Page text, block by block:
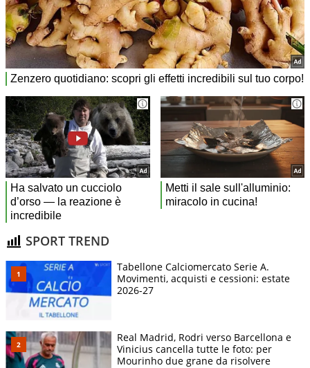
SPORT TREND
Tabellone Calciomercato Serie A.
Movimenti, acquisti e cessioni: estate
2026-27
Real Madrid, Rodri verso Barcellona e
Vinicius cancella tutte le foto: per
Mourinho due grane da risolvere